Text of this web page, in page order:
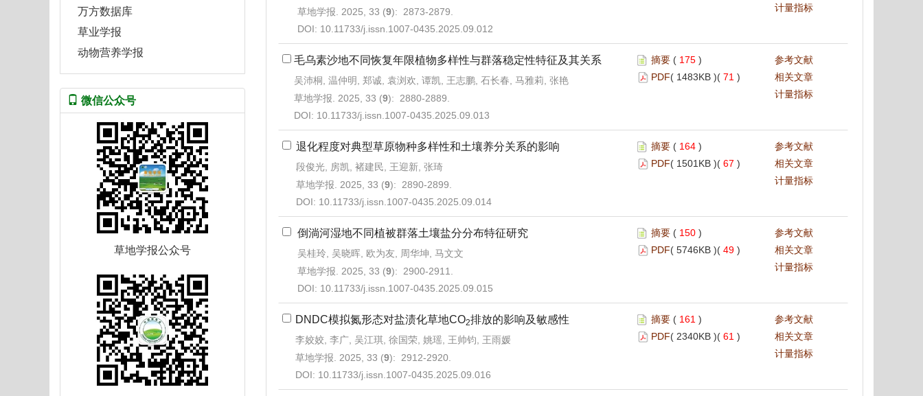
草地学报. 2025, 33 (9): 2873-2879.
DOI: 10.11733/j.issn.1007-0435.2025.09.012
计量指标
毛乌素沙地不同恢复年限植物多样性与群落稳定性特征及其关系
吴沛桐, 温仲明, 郑诚, 袁浏欢, 谭凯, 王志鹏, 石长春, 马雅莉, 张艳
草地学报. 2025, 33 (9): 2880-2889.
DOI: 10.11733/j.issn.1007-0435.2025.09.013
摘要 ( 175 )
PDF( 1483KB )( 71 )
参考文献
相关文章
计量指标
退化程度对典型草原物种多样性和土壤养分关系的影响
段俊光, 房凯, 褚建民, 王迎新, 张琦
草地学报. 2025, 33 (9): 2890-2899.
DOI: 10.11733/j.issn.1007-0435.2025.09.014
摘要 ( 164 )
PDF( 1501KB )( 67 )
参考文献
相关文章
计量指标
倒淌河湿地不同植被群落土壤盐分分布特征研究
吴桂玲, 吴晓晖, 欧为友, 周华坤, 马文文
草地学报. 2025, 33 (9): 2900-2911.
DOI: 10.11733/j.issn.1007-0435.2025.09.015
摘要 ( 150 )
PDF( 5746KB )( 49 )
参考文献
相关文章
计量指标
DNDC模拟氮形态对盐渍化草地CO2排放的影响及敏感性
李姣姣, 李广, 吴江琪, 徐国荣, 姚瑶, 王帅钧, 王雨媛
草地学报. 2025, 33 (9): 2912-2920.
DOI: 10.11733/j.issn.1007-0435.2025.09.016
摘要 ( 161 )
PDF( 2340KB )( 61 )
参考文献
相关文章
计量指标
万方数据库
草业学报
动物营养学报
微信公众号
草地学报公众号